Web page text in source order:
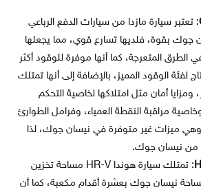
: تعتبر سيارة مازدا من سيارات الدفع الرباعي
جوك بقوة، فلديها تسارع قوي، مما يجعلها
الطرق المتعرجة، كما أنها موفرة للوقود أكثر
لفئة الوقود المميز، بالإضافة إلى أنها تمتلك
ومزايا أمان مثل امتلاكها لخاصية التحكم
مراقبة النقطة العمياء، وفرامل الطوارئ
وهي ميزات غير متوفرة في نيسان جوك، لذا
من نيسان جوك.
: تمتلك سيارة هوندا HR-V مساحة تخزين
نيسان جوك بعشرة أقدام مكعبة، كما أن